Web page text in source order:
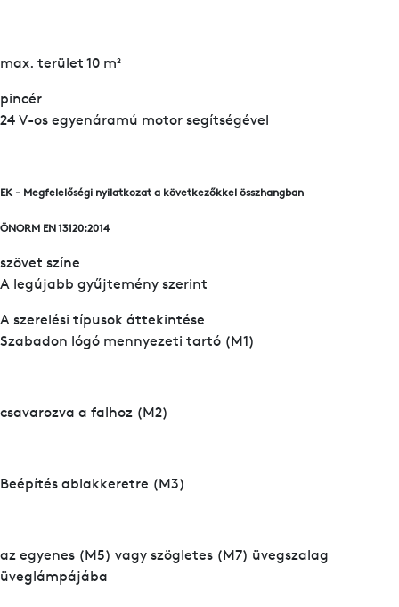
max. terület 10 m²
pincér
24 V-os egyenáramú motor segítségével
EK - Megfelelőségi nyilatkozat a következőkkel összhangban
ÖNORM EN 13120:2014
szövet színe
A legújabb gyűjtemény szerint
A szerelési típusok áttekintése
Szabadon lógó mennyezeti tartó (M1)
csavarozva a falhoz (M2)
Beépítés ablakkeretre (M3)
az egyenes (M5) vagy szögletes (M7) üvegszalag
üveglámpájába